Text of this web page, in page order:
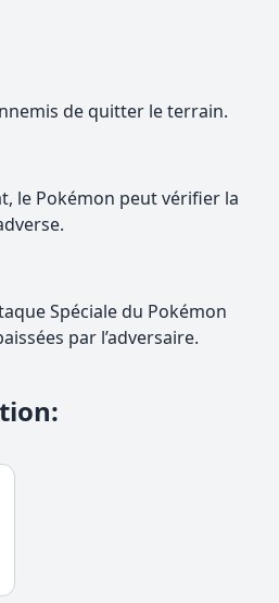
de quitter le terrain.
le Pokémon peut vérifier la
Spéciale du Pokémon
par l’adversaire.
: